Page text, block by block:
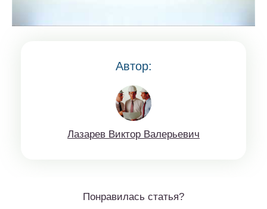
Автор:
Лaзaрев Виктop Вaлерьeвич
Понравилась статья?